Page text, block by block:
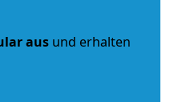
aus und erhalten